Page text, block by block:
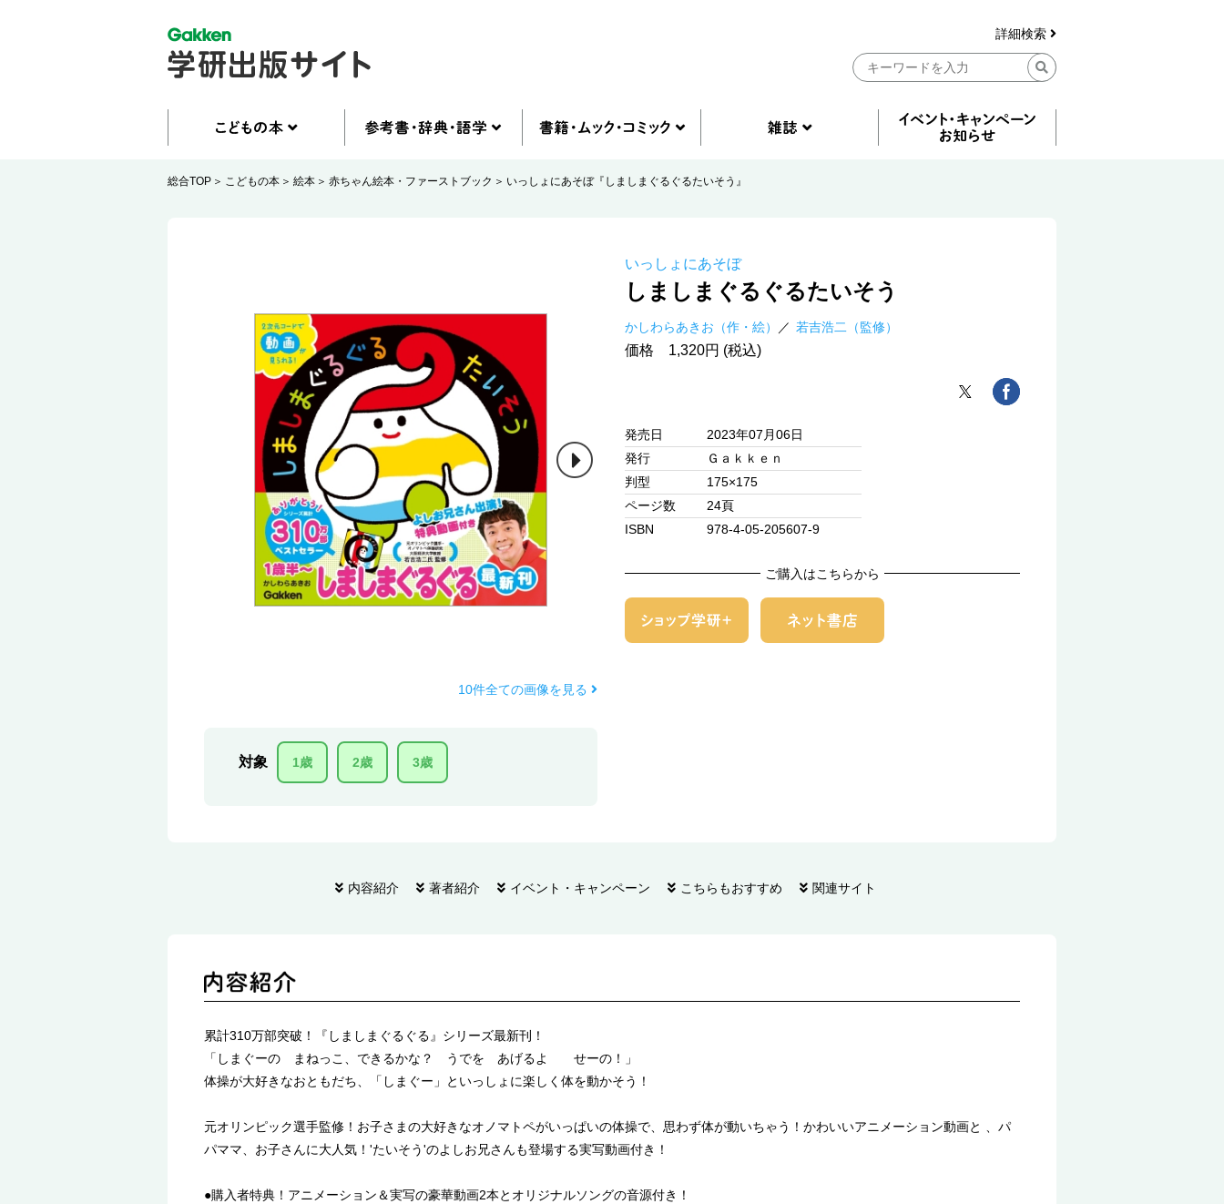
詳細検索
総合TOP こどもの本 絵本 赤ちゃん絵本・ファーストブック いっしょにあそぼ『しましまぐるぐるたいそう』
10件全ての画像を見る
対象 1歳 2歳 3歳
いっしょにあそぼ
しましまぐるぐるたいそう
かしわらあきお（作・絵） 若吉浩二（監修）
価格 1,320円 (税込)
発売日
2023年07月06日
発行
Ｇａｋｋｅｎ
判型
175×175
ページ数
24頁
ISBN
978-4-05-205607-9
ご購入はこちらから
内容紹介 著者紹介 イベント・キャンペーン こちらもおすすめ 関連サイト
累計310万部突破！『しましまぐるぐる』シリーズ最新刊！
「しまぐーの まねっこ、できるかな？ うでを あげるよ せーの！」
体操が大好きなおともだち、「しまぐー」といっしょに楽しく体を動かそう！
元オリンピック選手監修！お子さまの大好きなオノマトペがいっぱいの体操で、思わず体が動いちゃう！かわいいアニメーション動画と 、パ
パママ、お子さんに大人気！'たいそう'のよしお兄さんも登場する実写動画付き！
●購入者特典！アニメーション＆実写の豪華動画2本とオリジナルソングの音源付き！